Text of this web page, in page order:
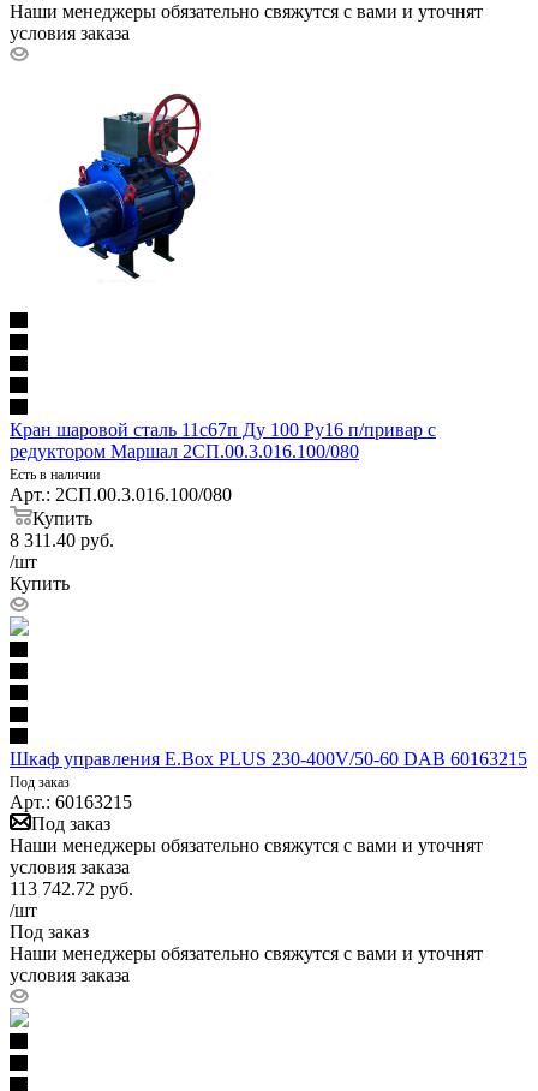
Наши менеджеры обязательно свяжутся с вами и уточнят
условия заказа
Кран шаровой сталь 11с67п Ду 100 Ру16 п/привар с
редуктором Маршал 2СП.00.3.016.100/080
Есть в наличии
Арт.: 2СП.00.3.016.100/080
Купить
8 311.40 руб.
/шт
Купить
Шкаф управления E.Box PLUS 230-400V/50-60 DAB 60163215
Под заказ
Арт.: 60163215
Под заказ
Наши менеджеры обязательно свяжутся с вами и уточнят
условия заказа
113 742.72 руб.
/шт
Под заказ
Наши менеджеры обязательно свяжутся с вами и уточнят
условия заказа